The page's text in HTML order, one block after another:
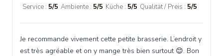
Service : 5/5 Ambiente : 5/5 Küche : 5/5 Qualität / Preis : 5/5
Je recommande vivement cette petite brasserie. L’endroit y
est très agréable et on y mange très bien surtout 😊. Bon